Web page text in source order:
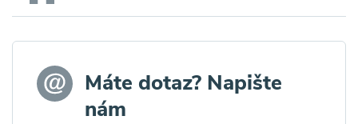
Máte dotaz? Napište
nám